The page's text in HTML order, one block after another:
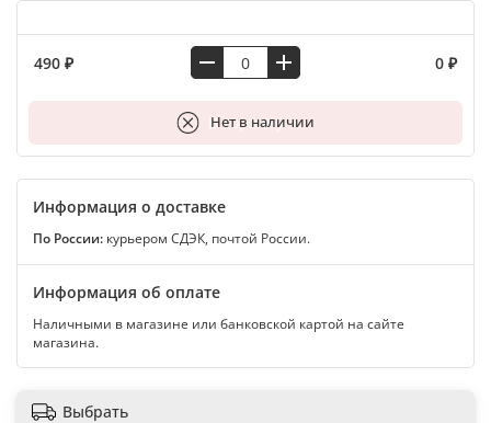
490 ₽ 0 ₽
Нет в наличии
В корзину
Информация о доставке
По России: курьером СДЭК, почтой России.
Информация об оплате
Наличными в магазине или банковской картой на сайте
магазина.
Выбрать